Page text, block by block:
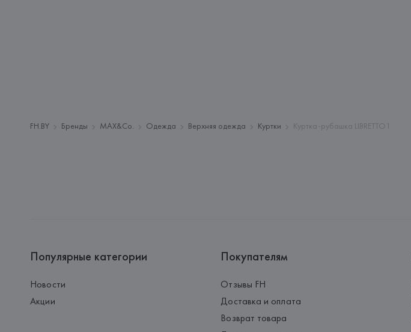
FH.BY Бренды MAX&Co. Одежда Верхняя одежда Куртки Куртка-рубашка LIBRETTO1
Популярные категории
Новости
Акции
Покупателям
Отзывы FH
Доставка и оплата
Возврат товара